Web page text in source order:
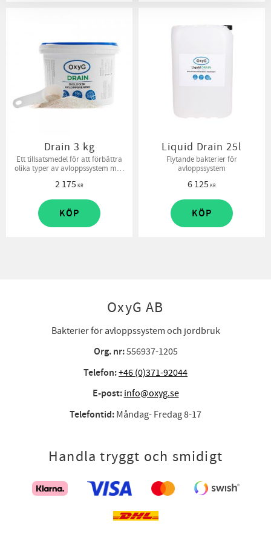
Drain 3 kg
Ett tillsatsmedel för att förbättra
olika typer av avloppssystem med
nedbrytningsprocesserna och ta
2 175 KR
KÖP
Liquid Drain 25l
Flytande bakterier för
avloppssystem
6 125 KR
KÖP
OxyG AB
Bakterier för avloppssystem och jordbruk
Org. nr:556937-1205
Telefon:+46 (0)371-92044
E-post: info@oxyg.se
Telefontid: Måndag- Fredag 8-17
Handla tryggt och smidigt